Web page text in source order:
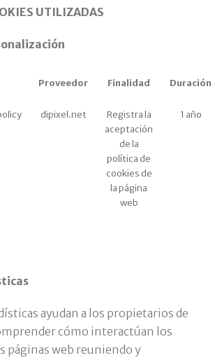
UTILIZADAS
Proveedor Finalidad Duración
dipixel.net
Registra la
aceptación
de la
política de
cookies de
la página
web
1 año
ayudan a los propietarios de
cómo interactúan los
páginas web reuniendo y